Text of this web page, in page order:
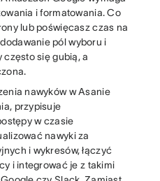
i formatowania. Co
lub poświęcasz czas na
pól wyboru i
często się gubią, a
nawyków w Asanie
przypisuje
w czasie
nawyki za
i wykresów, łączyć
i integrować je z takimi